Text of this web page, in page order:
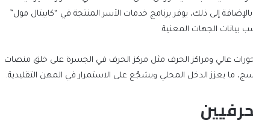
بالإضافة إلى ذلك، يوفر برنامج خدمات الأسر المنتجة في “كابيتال مول”
الجهات المعنية.
عالي ومراكز الحرف مثل مركز الحرف في الجسرة على خلق منصات
ما يعزز الدخل المحلي ويشجّع على الاستمرار في المهن التقليدية.